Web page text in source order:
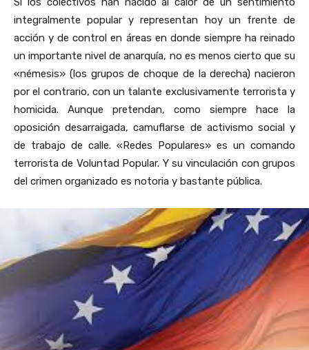
integralmente popular y representan hoy un frente de
acción y de control en áreas en donde siempre ha reinado
un importante nivel de anarquía, no es menos cierto que su
«némesis» (los grupos de choque de la derecha) nacieron
por el contrario, con un talante exclusivamente terrorista y
homicida. Aunque pretendan, como siempre hace la
oposición desarraigada, camuflarse de activismo social y
de trabajo de calle. «Redes Populares» es un comando
terrorista de Voluntad Popular. Y su vinculación con grupos
del crimen organizado es notoria y bastante pública.